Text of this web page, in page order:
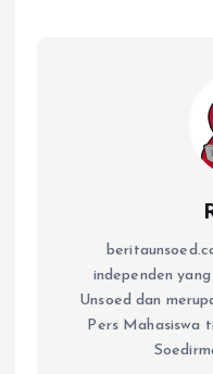
independen
Unsoed dan
Pers Mahasiswa